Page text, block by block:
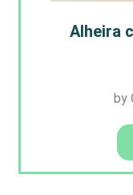
Alheira
by